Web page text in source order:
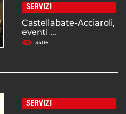
SERVIZI
Castellabate-Acciaroli,
eventi ...
3406
SERVIZI